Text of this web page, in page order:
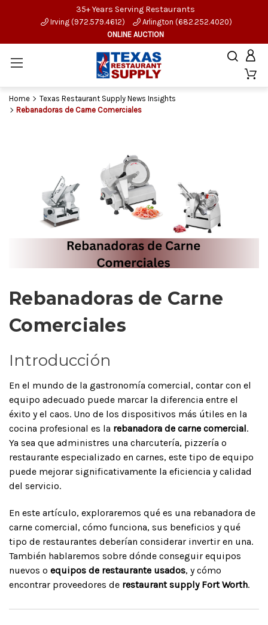
35+ Years Serving Restaurants
Irving (972.579.4612)
Arlington (682.252.4020)
ONLINE AUCTION
Home
Texas Restaurant Supply News Insights
Rebanadoras de Carne Comerciales
Rebanadoras de Carne
Comerciales
Introducción
En el mundo de la gastronomía comercial, contar con el
equipo adecuado puede marcar la diferencia entre el
éxito y el caos. Uno de los dispositivos más útiles en la
cocina profesional es la rebanadora de carne comercial.
Ya sea que administres una charcutería, pizzería o
restaurante especializado en carnes, este tipo de equipo
puede mejorar significativamente la eficiencia y calidad
del servicio.
En este artículo, exploraremos qué es una rebanadora de
carne comercial, cómo funciona, sus beneficios y qué
tipo de restaurantes deberían considerar invertir en una.
También hablaremos sobre dónde conseguir equipos
nuevos o equipos de restaurante usados, y cómo
encontrar proveedores de restaurant supply Fort Worth.